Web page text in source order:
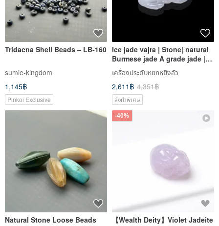
Tridacna Shell Beads – LB-160
sumie-kingdom
1,145฿
Pinkoi Exclusive
Ice jade vajra | Stone| natural
Burmese jade A grade jade |
gift
เครื่องประดับหยกหยิงลัว
2,611฿ 4,351฿
สั่งทำพิเศษ
Natural Stone Loose Beads
-40%
【Wealth Deity】Violet Jadeite